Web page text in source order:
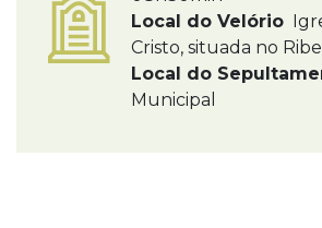
Local do Velório
Cristo, situada no
Local do
Municipal